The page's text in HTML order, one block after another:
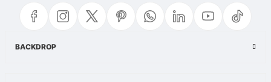
Görüş ve önerileriniz için teşekkür ederiz.
Ürün resmi kalitesiz, bozuk veya görüntülenemiyor.
BACKDROP